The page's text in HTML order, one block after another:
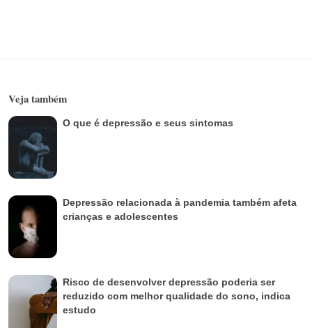
Veja também
O que é depressão e seus sintomas
Depressão relacionada à pandemia também afeta
crianças e adolescentes
Risco de desenvolver depressão poderia ser
reduzido com melhor qualidade do sono, indica
estudo